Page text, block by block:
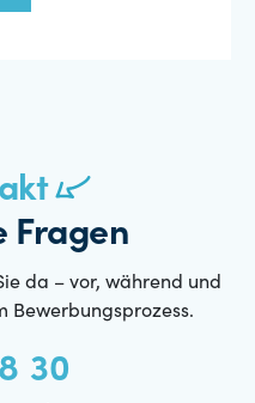
Fragen
da – vor, während und
Bewerbungsprozess.
30